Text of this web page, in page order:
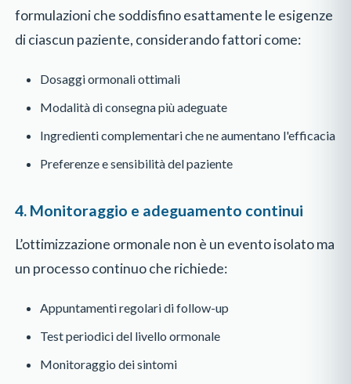
formulazioni che soddisfino esattamente le esigenze
di ciascun paziente, considerando fattori come:
Dosaggi ormonali ottimali
Modalità di consegna più adeguate
Ingredienti complementari che ne aumentano l'efficacia
Preferenze e sensibilità del paziente
4. Monitoraggio e adeguamento continui
L’ottimizzazione ormonale non è un evento isolato ma
un processo continuo che richiede:
Appuntamenti regolari di follow-up
Test periodici del livello ormonale
Monitoraggio dei sintomi